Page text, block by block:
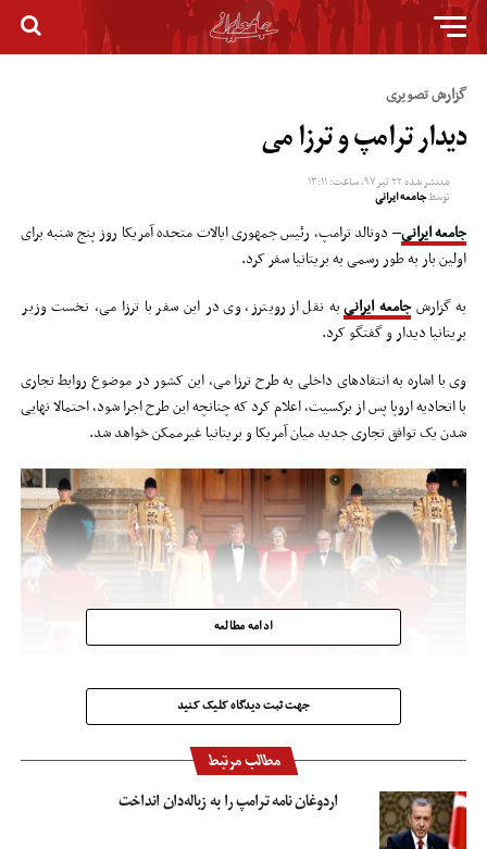
گزارش تصویری
دیدار ترامپ و ترزا می
منتشر شده۲۲ تیر ۹۷, ساعت: ۱۳:۱۱
توسطجامعه ایرانی
جامعه ایرانی– دونالد ترامپ، رئیس جمهوری ایالات متحده آمریکا روز پنج شنبه برای
اولین بار به طور رسمی به بریتانیا سفر کرد.
به گزارشجامعه ایرانیبه نقل از رویترز، وی در این سفر با ترزا می، نخست وزیر
بریتانیا دیدار و گفتگو کرد.
وی با اشاره به انتقادهای داخلی به طرح ترزا می، این کشور در موضوع روابط تجاری
با اتحادیه اروپا پس از برکسیت، اعلام کرد که چنانچه این طرح اجرا شود، احتمالا نهایی
شدن یک توافق تجاری جدید میان آمریکا و بریتانیا غیرممکن خواهد شد.
جهت ثبت دیدگاه کلیک کنید
ادامه مطالعه
مطالب مرتبط
اردوغان نامه ترامپ را به زباله‌دان انداخت